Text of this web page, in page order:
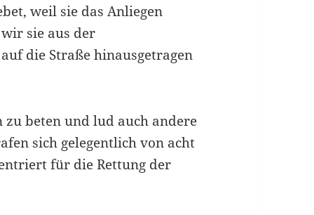
weil sie das Anliegen
sie aus der
die Straße hinausgetragen
beten und lud auch andere
sich gelegentlich von acht
für die Rettung der